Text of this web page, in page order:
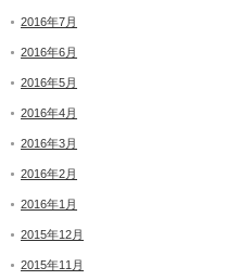
2016年7月
2016年6月
2016年5月
2016年4月
2016年3月
2016年2月
2016年1月
2015年12月
2015年11月